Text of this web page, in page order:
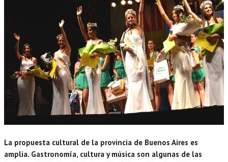
La propuesta cultural de la provincia de Buenos Aires es
amplia. Gastronomía, cultura y música son algunas de las